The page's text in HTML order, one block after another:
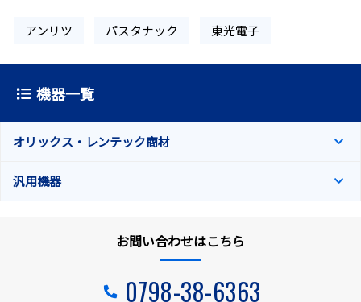
アンリツ パスタナック 東光電子
機器一覧
オリックス・レンテック商材
汎用機器
お問い合わせはこちら
0798-38-6363